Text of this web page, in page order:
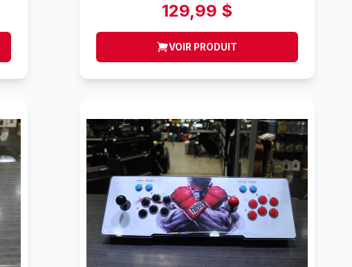
129,99 $
VOIR PRODUIT